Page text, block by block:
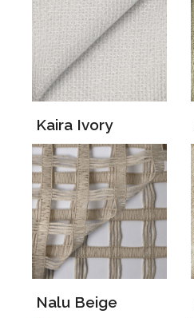
Kaira Ivory
Nalu Beige